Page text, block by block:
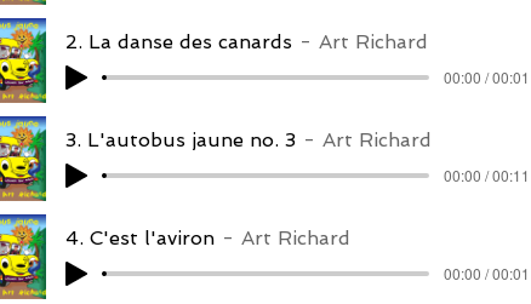
2. La danse des canards Art Richard
00:00 / 00:01
3. L'autobus jaune no. 3 Art Richard
00:00 / 00:11
4. C'est l'aviron Art Richard
00:00 / 00:01